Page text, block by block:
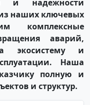
и надежности
наших ключевых
комплексные
аварий,
экосистему и
Наша
полную и
и структур.